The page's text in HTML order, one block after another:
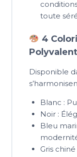
toute
4
Disponible
Blanc :
Noir :
Bleu
Gris